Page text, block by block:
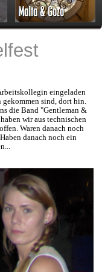
eingeladen
gekommen sind, dort hin.
die Band "Gentleman &
wir aus technischen
Waren danach noch
danach noch ein